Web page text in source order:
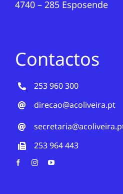
Pesquisar
4740 – 285 Esposende
Contactos
253 960 300
direcao@acoliveira.pt
253 964 443